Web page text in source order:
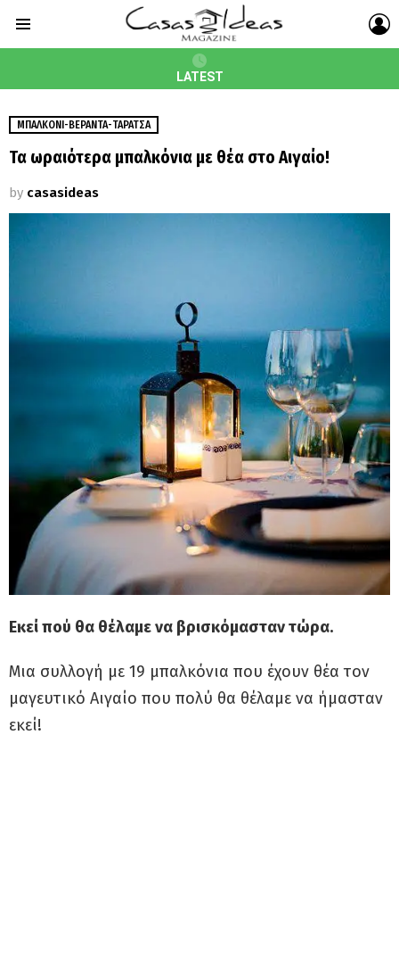
LATEST
MΠΑΛΚΌΝΙ-ΒΕΡΆΝΤΑ-ΤΑΡΆΤΣΑ
Τα ωραιότερα μπαλκόνια με θέα στο Αιγαίο!
by casasideas
Εκεί πού θα θέλαμε να βρισκόμασταν τώρα.
Μια συλλογή με 19 μπαλκόνια που έχουν θέα τον
μαγευτικό Αιγαίο που πολύ θα θέλαμε να ήμασταν
εκεί!